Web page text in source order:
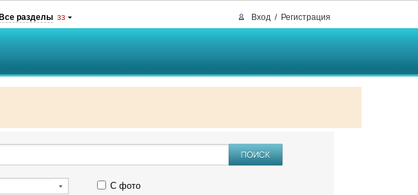
Все разделы 33 Вход / Регистрация
C фото